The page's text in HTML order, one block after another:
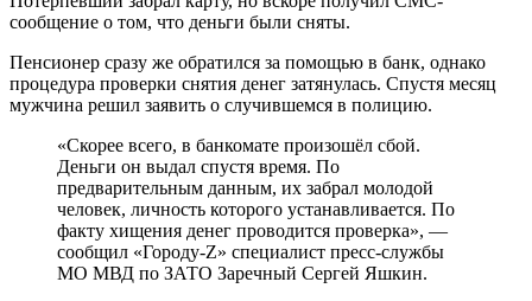
сообщение о том, что деньги были сняты.
Пенсионер сразу же обратился за помощью в банк, однако
процедура проверки снятия денег затянулась. Спустя месяц
мужчина решил заявить о случившемся в полицию.
«Скорее всего, в банкомате произошёл сбой.
Деньги он выдал спустя время. По
предварительным данным, их забрал молодой
человек, личность которого устанавливается. По
факту хищения денег проводится проверка», —
сообщил «Городу-Z» специалист пресс-службы
МО МВД по ЗАТО Заречный Сергей Яшкин.